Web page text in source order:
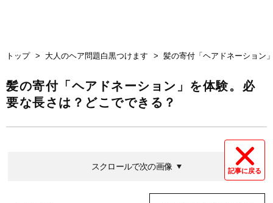
トップ 大人のヘア問題白黒つけます 髪の寄付「ヘアドネーション
髪の寄付「ヘアドネーション」を体験。必
要な長さは？どこでできる？
記事に戻る
スクロールで次の画像